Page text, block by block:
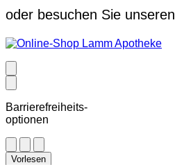
oder besuchen Sie unseren
Barrierefreiheits-
optionen
Vorlesen